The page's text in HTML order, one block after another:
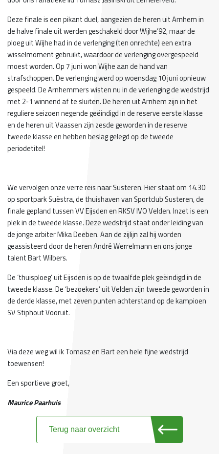
Deze finale is een pikant duel, aangezien de heren uit Arnhem in
de halve finale uit werden geschakeld door Wijhe’92, maar de
ploeg uit Wijhe had in de verlenging (ten onrechte) een extra
wisselmoment gebruikt, waardoor de verlenging overgespeeld
moest worden. Op 7 juni won Wijhe aan de hand van
strafschoppen. De verlenging werd op woensdag 10 juni opnieuw
gespeeld. De Arnhemmers wisten nu in de verlenging de wedstrijd
met 2-1 winnend af te sluiten. De heren uit Arnhem zijn in het
reguliere seizoen negende geëindigd in de reserve eerste klasse
en de heren uit Vaassen zijn zesde geworden in de reserve
tweede klasse en hebben beslag gelegd op de tweede
periodetitel!
We vervolgen onze verre reis naar Susteren. Hier staat om 14.30
op sportpark Suëstra, de thuishaven van Sportclub Susteren, de
finale gepland tussen VV Eijsden en RKSV IVO Velden. Inzet is een
plek in de tweede klasse. Deze wedstrijd staat onder leiding van
de jonge arbiter Mika Deeben. Aan de zijlijn zal hij worden
geassisteerd door de heren André Werrelmann en ons jonge
talent Bart Wilbers.
De ‘thuisploeg’ uit Eijsden is op de twaalfde plek geëindigd in de
tweede klasse. De ‘bezoekers’ uit Velden zijn tweede geworden in
de derde klasse, met zeven punten achterstand op de kampioen
SV Stiphout Vooruit.
Via deze weg wil ik Tomasz en Bart een hele fijne wedstrijd
toewensen!
Een sportieve groet,
Maurice Paarhuis
Terug naar overzicht